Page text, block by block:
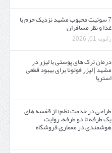
7 سوئیت محبوب مشهد نزدیک حرم با
غذا و نظر مسافران
ژانویه 01, 2026
درمان ترک های پوستی با لیزر در
مشهد | لیزر فوتونا برای بهبود قطعی
استریا
طراحی در خدمت نظم؛ از قفسه ‌های
یک‌ طرفه تا دو طرفه، روایت
هوشمندی در معماری فروشگاه